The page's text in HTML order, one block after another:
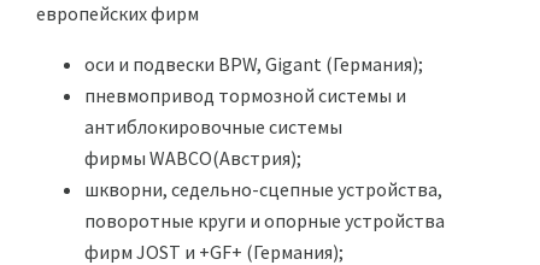
европейских фирм
оси и подвески BPW, Gigant (Германия);
пневмопривод тормозной системы и
антиблокировочные системы
фирмы WABCO(Австрия);
шкворни, седельно-сцепные устройства,
поворотные круги и опорные устройства
фирм JOST и +GF+ (Германия);